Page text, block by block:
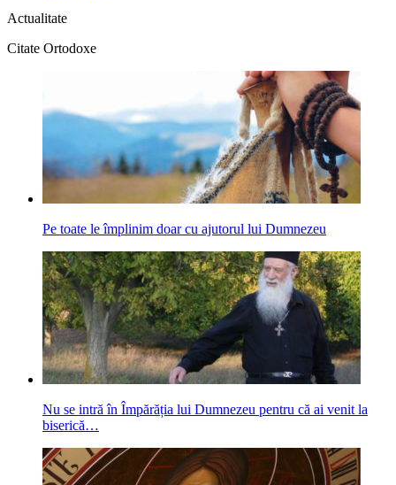
Actualitate
Citate Ortodoxe
Pe toate le împlinim doar cu ajutorul lui Dumnezeu
Nu se intră în Împărăția lui Dumnezeu pentru că ai venit la
biserică…